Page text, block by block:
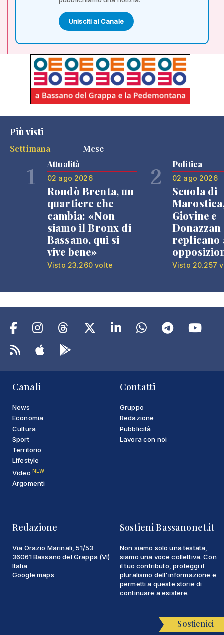
Unisciti al Canale
Più visti
Settimana
Mese
1 Attualità
02 ago 2026
Rondò Brenta, un
quartiere che
cambia: «Non
siamo il Bronx di
Bassano, qui si
vive bene»
Visto 23.260 volte
2 Politica
02 ago 2026
Scuola di
Giovine e
Donazzan
replicano
Visto 20.257
Canali
News
Economia
Cultura
Sport
Territorio
Lifestyle
Video NEW
Argomenti
Contatti
Gruppo
Redazione
Pubblicità
Lavora con noi
Redazione
Via Orazio Marinali, 51/53
36061 Bassano del Grappa (VI)
Italia
Google maps
Sostieni Bassanonet.it
Non siamo solo una testata,
siamo una voce collettiva. Con
il tuo contributo, proteggi il
pluralismo dell'informazione e
permetti a queste storie di
continuare a esistere.
Sostienici